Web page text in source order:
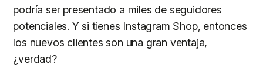
podría ser presentado a miles de seguidores
potenciales. Y si tienes Instagram Shop, entonces
los nuevos clientes son una gran ventaja,
¿verdad?